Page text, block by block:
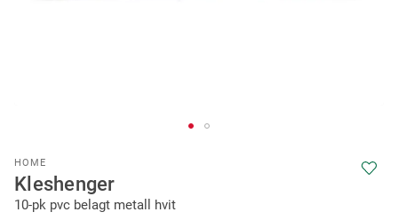
HOME
Kleshenger
10-pk pvc belagt metall hvit
to
the
beginning